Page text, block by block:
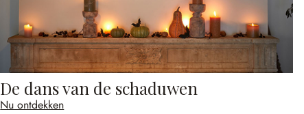
De dans van de schaduwen
Nu ontdekken